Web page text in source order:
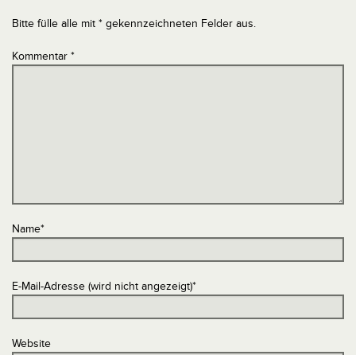
Bitte fülle alle mit * gekennzeichneten Felder aus.
Kommentar *
Name*
E-Mail-Adresse (wird nicht angezeigt)*
Website